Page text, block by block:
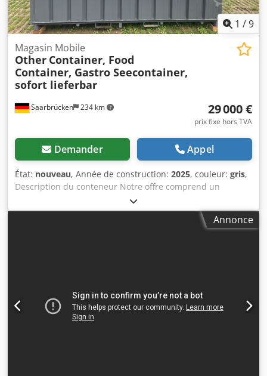
1 /9
Saarbrücken 234 km
Magasin Mobile
Other Container, Food
Container, Gastro Seecontainer,
sofort lieferbar
29 000 €
prix fixe hors TVA
Demander Appel
État: nouveau, Année de construction: 2025, couleur: gris,
Description du conteneur Notre offre comprend un
ensemble complet de haute qualité, ce qui la rend
imbattable. Nous nous approvisionnons en appareils à gaz
uniquement auprès de fabricants qualifiés reconnus pour
sandwich isothermique Aluminium-Fibre de verre, offrant
un aspect esthétique remarquable. Garantie d’une
température intérieure optimale en toute saison.
Annonce